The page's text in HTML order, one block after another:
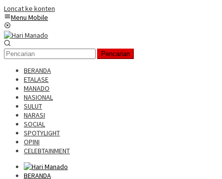
Loncat ke konten
Menu Mobile
Pencarian
BERANDA
ETALASE
MANADO
NASIONAL
SULUT
NARASI
SOCIAL
SPOTYLIGHT
OPINI
CELEBTAINMENT
BERANDA